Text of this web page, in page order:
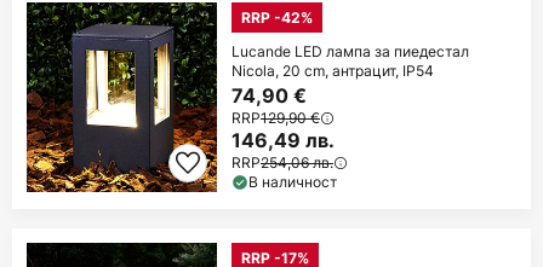
RRP -42%
Lucande LED лампа за пиедестал
Nicola, 20 cm, антрацит, IP54
74,90 €
RRP129,90 €
146,49 лв.
RRP254,06 лв.
В наличност
RRP -17%